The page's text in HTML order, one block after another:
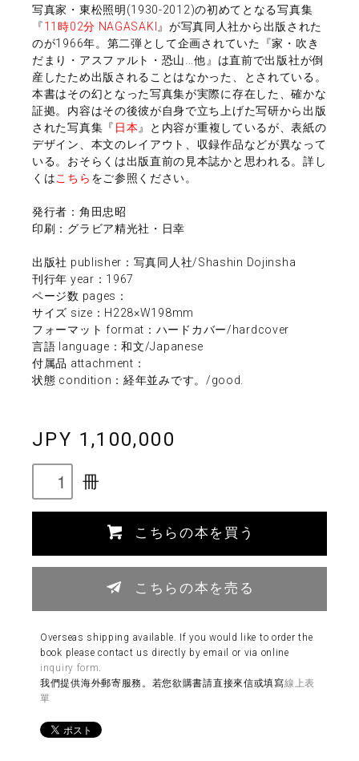
写真家・東松照明(1930-2012)の初めてとなる写真集
『11時02分 NAGASAKI 』が写真同人社から出版された
のが1966年。第二弾として企画されていた『家・吹き
だまり・アスファルト・恐山...他』は直前で出版社が倒
産したため出版されることはなかった、とされている。
本書はその幻となった写真集が実際に存在した、確かな
証拠。内容はその後彼が自身で立ち上げた写研から出版
された写真集『 日本 』と内容が重複しているが、表紙の
デザイン、本文のレイアウト、収録作品などが異なって
いる。おそらくは出版直前の見本誌かと思われる。詳し
くはこちら をご参照ください。
発行者：角田忠昭
印刷：グラビア精光社・日幸
出版社 publisher：写真同人社/Shashin Dojinsha
刊行年 year：1967
ページ数 pages：
サイズ size：H228×W198mm
フォーマット format：ハードカバー/hardcover
言語 language：和文/Japanese
付属品 attachment：
状態 condition：経年並みです。/good.
JPY 1,100,000
冊
こちらの本を買う
こちらの本を売る
Overseas shipping available. If you would like to order the
book please contact us directly by email or via online
inquiry form
我們提供海外郵寄服務。若您欲購書請直接來信或填寫線上表
單